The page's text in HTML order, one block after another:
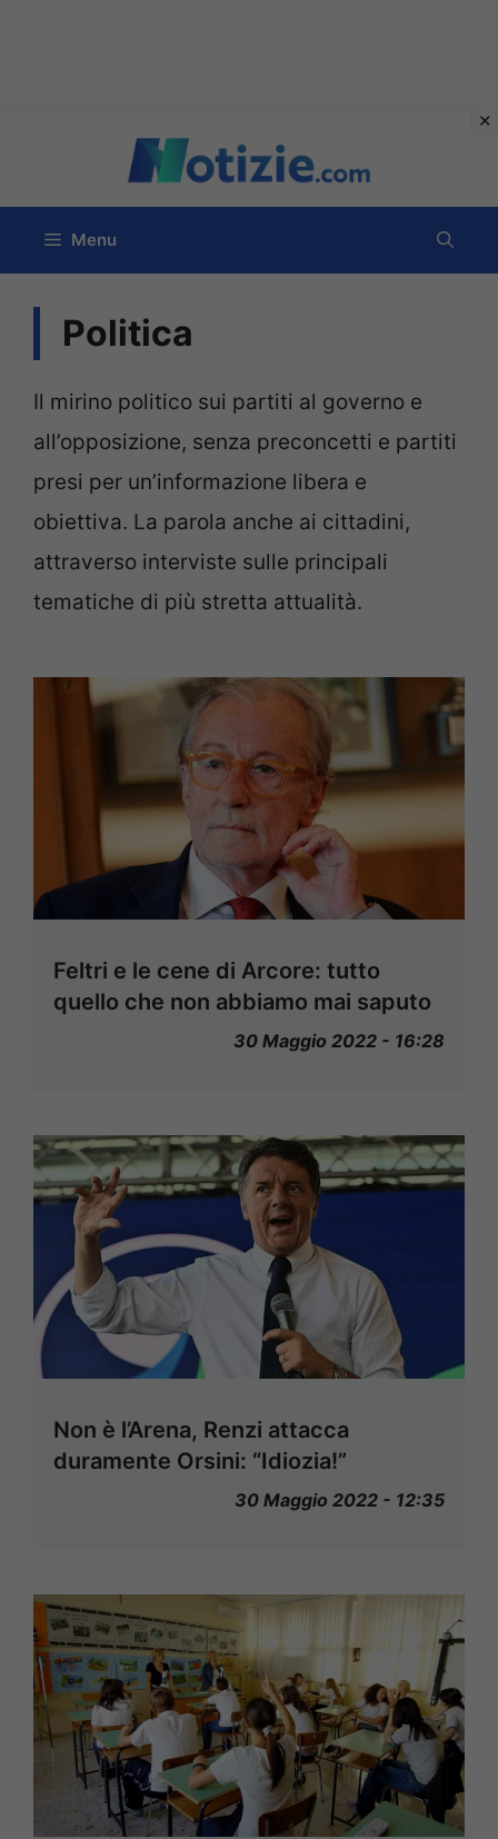
contenuto
Menu
Politica
Il mirino politico sui partiti al governo e
all’opposizione, senza preconcetti e partiti
presi per un’informazione libera e
obiettiva. La parola anche ai cittadini,
attraverso interviste sulle principali
tematiche di più stretta attualità.
Feltri e le cene di Arcore: tutto
quello che non abbiamo mai saputo
30 Maggio 2022 - 16:28
Non è l’Arena, Renzi attacca
duramente Orsini: “Idiozia!”
30 Maggio 2022 - 12:35